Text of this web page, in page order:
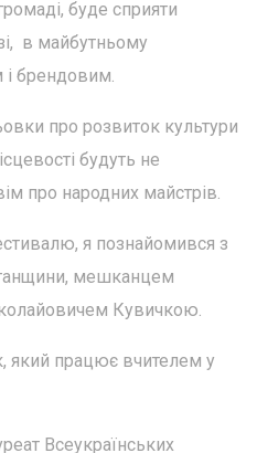
буде сприяти
в майбутньому
і брендовим.
про розвиток культури
будуть не
про народних майстрів.
я познайомився з
мешканцем
Кувичкою.
який працює вчителем у
Всеукраїнських